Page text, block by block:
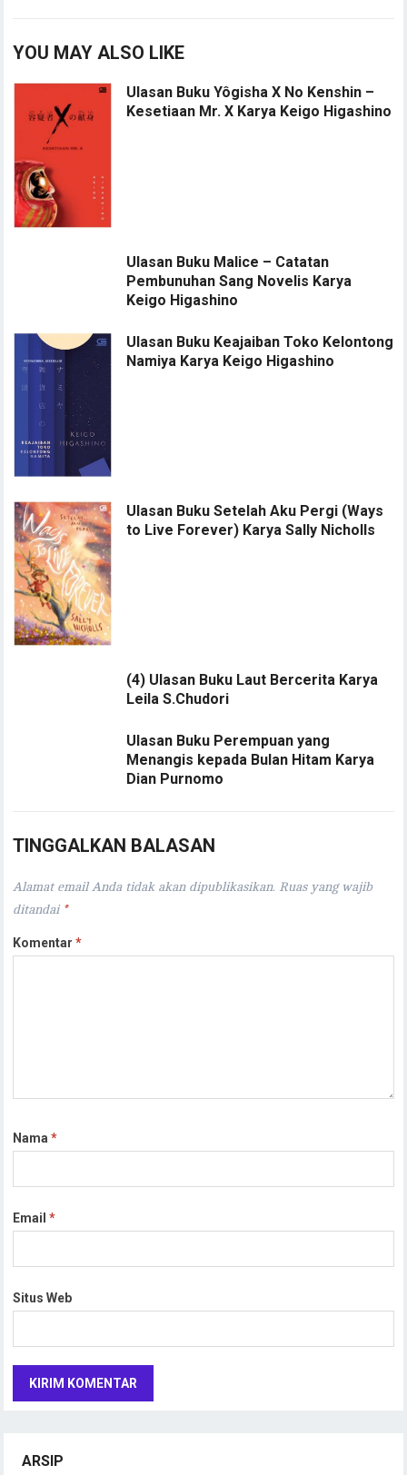
YOU MAY ALSO LIKE
Ulasan Buku Yôgisha X No Kenshin –
Kesetiaan Mr. X Karya Keigo Higashino
Ulasan Buku Malice – Catatan
Pembunuhan Sang Novelis Karya
Keigo Higashino
Ulasan Buku Keajaiban Toko Kelontong
Namiya Karya Keigo Higashino
Ulasan Buku Setelah Aku Pergi (Ways
to Live Forever) Karya Sally Nicholls
(4) Ulasan Buku Laut Bercerita Karya
Leila S.Chudori
Ulasan Buku Perempuan yang
Menangis kepada Bulan Hitam Karya
Dian Purnomo
TINGGALKAN BALASAN
Alamat email Anda tidak akan dipublikasikan. Ruas yang wajib
ditandai *
Komentar*
Nama*
Email*
Situs Web
ARSIP